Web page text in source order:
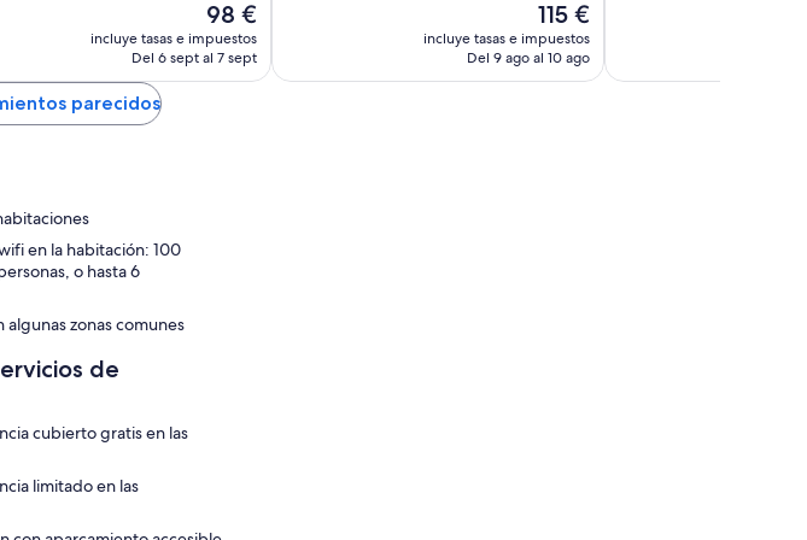
El
precio
actual
98 €
incluye tasas e impuestos
Del 6 sept al 7 sept
El
precio
actual
115 €
incluye tasas e impuestos
Del 9 ago al 10 ago
parecidos
en la habitación: 100
o hasta 6
zonas comunes
de
cubierto gratis en las
limitado en las